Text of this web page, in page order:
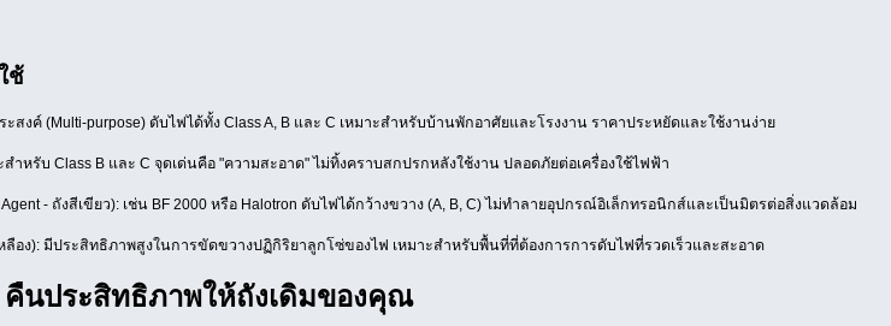
ช้
สงค์ (Multi-purpose) ดับไฟได้ทั้ง Class A, B และ C เหมาะสำหรับบ้านพักอาศัยและโรงงาน ราคาประหยัดและใช้งานง่าย
ำหรับ Class B และ C จุดเด่นคือ "ความสะอาด" ไม่ทิ้งคราบสกปรกหลังใช้งาน ปลอดภัยต่อเครื่องใช้ไฟฟ้า
- ถังสีเขียว): เช่น BF 2000 หรือ Halotron ดับไฟได้กว้างขวาง (A, B, C) ไม่ทำลายอุปกรณ์อิเล็กทรอนิกส์และเป็นมิตรต่อสิ่งแวดล้อม
ลือง): มีประสิทธิภาพสูงในการขัดขวางปฏิกิริยาลูกโซ่ของไฟ เหมาะสำหรับพื้นที่ที่ต้องการการดับไฟที่รวดเร็วและสะอาด
คืนประสิทธิภาพให้ถังเดิมของคุณ